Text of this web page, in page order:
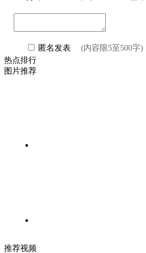
热点排行
图片推荐
推荐视频